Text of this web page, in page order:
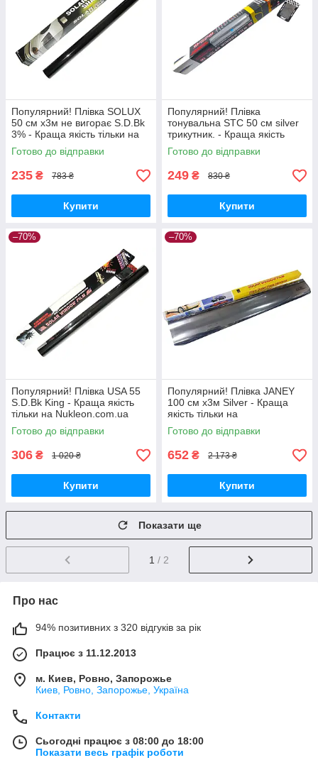
Популярний! Плівка SOLUX
50 см х3м не вигорає S.D.Bk
3% - Краща якість тільки на
Nukleon.com.ua
Готово до відправки
235 ₴ 783 ₴
Купити
Популярний! Плівка
тонувальна STC 50 см silver
трикутник. - Краща якість
тільки на Nukleon.com.ua
Готово до відправки
249 ₴ 830 ₴
Купити
–70%
Популярний! Плівка USA 55
S.D.Bk King - Краща якість
тільки на Nukleon.com.ua
Готово до відправки
306 ₴ 1 020 ₴
Купити
–70%
Популярний! Плівка JANEY
100 см х3м Silver - Краща
якість тільки на
Nukleon.com.ua
Готово до відправки
652 ₴ 2 173 ₴
Купити
Показати ще
1 / 2
Про нас
94% позитивних з 320 відгуків за рік
Працює з 11.12.2013
м. Киев, Ровно, Запорожье
Киев, Ровно, Запорожье, Україна
Контакти
Сьогодні працює з 08:00 до 18:00
Показати весь графік роботи